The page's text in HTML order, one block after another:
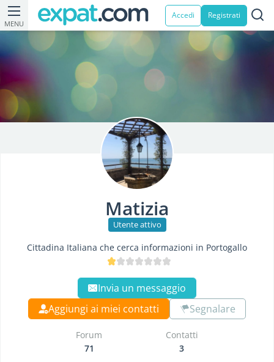
MENU
Accedi Registrati
Matizia
Utente attivo
Cittadina Italiana che cerca informazioni in Portogallo
Invia un messaggio
Aggiungi ai miei contatti
Segnalare
Forum
71
Contatti
3